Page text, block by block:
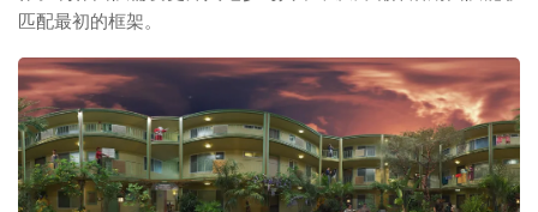
匹配最初的框架。